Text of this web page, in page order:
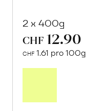
2 x 400g
CHF 12.90
CHF 1.61 pro 100g